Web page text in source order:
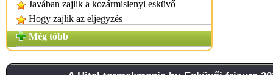
Javában zajlik a kozármislenyi esküvő
Hogy zajlik az eljegyzés
Még több